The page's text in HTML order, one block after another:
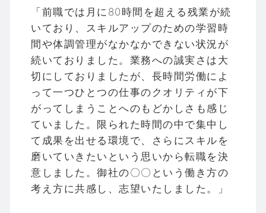
「前職では月に80時間を超える残業が続
いており、スキルアップのための学習時
間や体調管理がなかなかできない状況が
続いておりました。業務への誠実さは大
切にしておりましたが、長時間労働によ
って一つひとつの仕事のクオリティが下
がってしまうことへのもどかしさも感じ
ていました。限られた時間の中で集中し
て成果を出せる環境で、さらにスキルを
磨いていきたいという思いから転職を決
意しました。御社の〇〇という働き方の
考え方に共感し、志望いたしました。」